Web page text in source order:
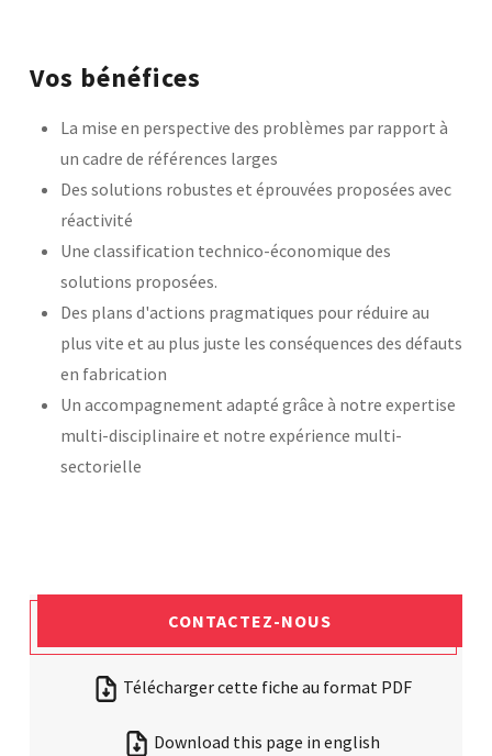
CONTACTEZ-NOUS
Télécharger cette fiche au format PDF
Download this page in english
Vos bénéfices
La mise en perspective des problèmes par rapport à
un cadre de références larges
Des solutions robustes et éprouvées proposées avec
réactivité
Une classification technico-économique des
solutions proposées.
Des plans d'actions pragmatiques pour réduire au
plus vite et au plus juste les conséquences des défauts
en fabrication
Un accompagnement adapté grâce à notre expertise
multi-disciplinaire et notre expérience multi-
sectorielle